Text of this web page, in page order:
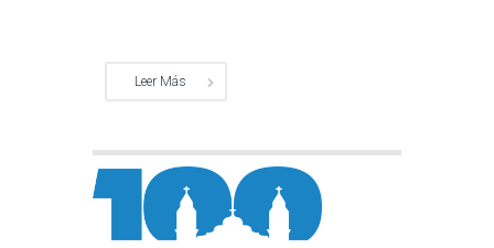
Leer Más